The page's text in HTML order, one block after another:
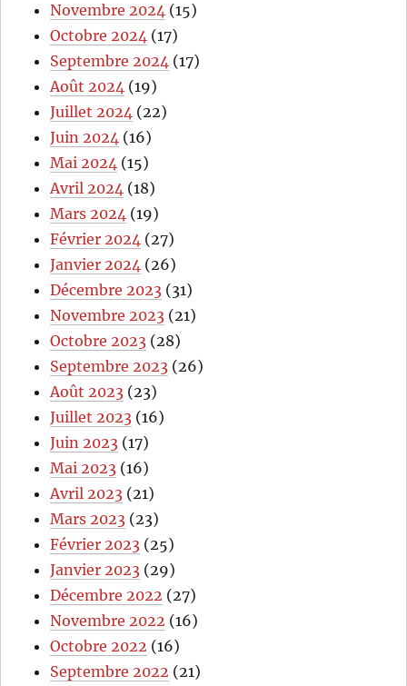
Novembre 2024 (15)
Octobre 2024 (17)
Septembre 2024 (17)
Août 2024 (19)
Juillet 2024 (22)
Juin 2024 (16)
Mai 2024 (15)
Avril 2024 (18)
Mars 2024 (19)
Février 2024 (27)
Janvier 2024 (26)
Décembre 2023 (31)
Novembre 2023 (21)
Octobre 2023 (28)
Septembre 2023 (26)
Août 2023 (23)
Juillet 2023 (16)
Juin 2023 (17)
Mai 2023 (16)
Avril 2023 (21)
Mars 2023 (23)
Février 2023 (25)
Janvier 2023 (29)
Décembre 2022 (27)
Novembre 2022 (16)
Octobre 2022 (16)
Septembre 2022 (21)